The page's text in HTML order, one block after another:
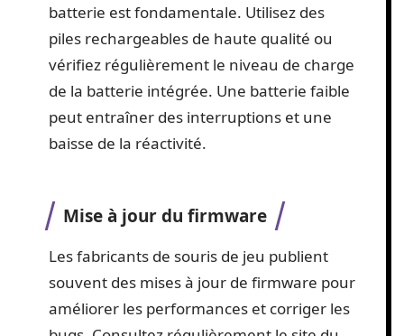
batterie est fondamentale. Utilisez des
piles rechargeables de haute qualité ou
vérifiez régulièrement le niveau de charge
de la batterie intégrée. Une batterie faible
peut entraîner des interruptions et une
baisse de la réactivité.
Mise à jour du firmware
Les fabricants de souris de jeu publient
souvent des mises à jour de firmware pour
améliorer les performances et corriger les